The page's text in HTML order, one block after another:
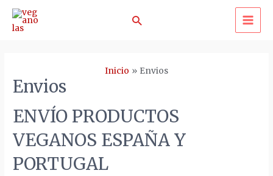
Buscar
Inicio Envios
Envios
ENVÍO PRODUCTOS
VEGANOS ESPAÑA Y
PORTUGAL